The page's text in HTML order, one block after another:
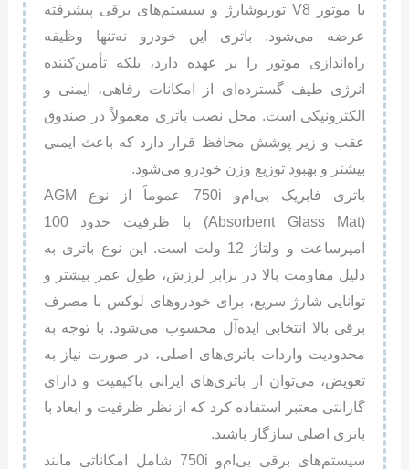
با موتور V8 توربوشارژ و سیستم‌های برقی پیشرفته
عرضه می‌شود. باتری این خودرو نه‌تنها وظیفه
راه‌اندازی موتور را بر عهده دارد، بلکه تأمین‌کننده
انرژی طیف گسترده‌ای از امکانات رفاهی، ایمنی و
الکترونیکی است. محل نصب باتری معمولاً در صندوق
عقب و زیر پوشش محافظ قرار دارد که باعث ایمنی
بیشتر و بهبود توزیع وزن خودرو می‌شود.
باتری فابریک بی‌ام‌و 750i عموماً از نوع AGM
(Absorbent Glass Mat) با ظرفیت حدود 100
آمپرساعت و ولتاژ 12 ولت است. این نوع باتری به
دلیل مقاومت بالا در برابر لرزش، طول عمر بیشتر و
توانایی شارژ سریع، برای خودروهای لوکس با مصرف
برقی بالا انتخابی ایده‌آل محسوب می‌شود. با توجه به
محدودیت واردات باتری‌های اصلی، در صورت نیاز به
تعویض، می‌توان از باتری‌های ایرانی باکیفیت و دارای
گارانتی معتبر استفاده کرد که از نظر ظرفیت و ابعاد با
باتری اصلی سازگار باشند.
سیستم‌های برقی بی‌ام‌و 750i شامل امکاناتی مانند